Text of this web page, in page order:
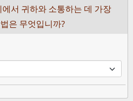
서 귀하와 소통하는 데 가장
은 무엇입니까?